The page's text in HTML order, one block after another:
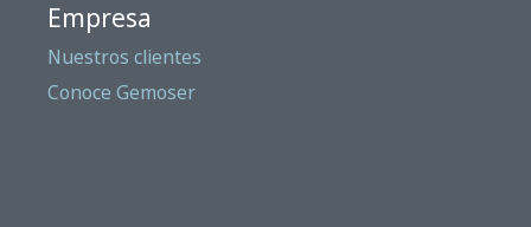
Empresa
Nuestros clientes
Conoce Gemoser